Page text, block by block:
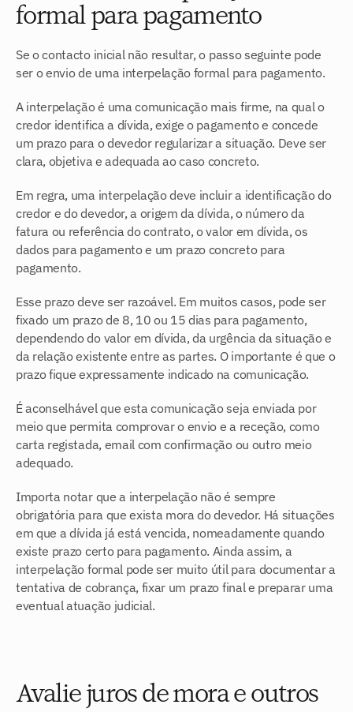
formal para pagamento
Se o contacto inicial não resultar, o passo seguinte pode
ser o envio de uma interpelação formal para pagamento.
A interpelação é uma comunicação mais firme, na qual o
credor identifica a dívida, exige o pagamento e concede
um prazo para o devedor regularizar a situação. Deve ser
clara, objetiva e adequada ao caso concreto.
Em regra, uma interpelação deve incluir a identificação do
credor e do devedor, a origem da dívida, o número da
fatura ou referência do contrato, o valor em dívida, os
dados para pagamento e um prazo concreto para
pagamento.
Esse prazo deve ser razoável. Em muitos casos, pode ser
fixado um prazo de 8, 10 ou 15 dias para pagamento,
dependendo do valor em dívida, da urgência da situação e
da relação existente entre as partes. O importante é que o
prazo fique expressamente indicado na comunicação.
É aconselhável que esta comunicação seja enviada por
meio que permita comprovar o envio e a receção, como
carta registada, email com confirmação ou outro meio
adequado.
Importa notar que a interpelação não é sempre
obrigatória para que exista mora do devedor. Há situações
em que a dívida já está vencida, nomeadamente quando
existe prazo certo para pagamento. Ainda assim, a
interpelação formal pode ser muito útil para documentar a
tentativa de cobrança, fixar um prazo final e preparar uma
eventual atuação judicial.
Avalie juros de mora e outros